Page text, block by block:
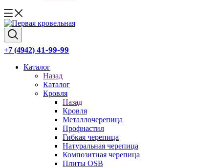
+7 (4942) 41-99-99
Каталог
Назад
Каталог
Кровля
Назад
Кровля
Металлочерепица
Профнастил
Гибкая черепица
Натуральная черепица
Композитная черепица
Плиты OSB